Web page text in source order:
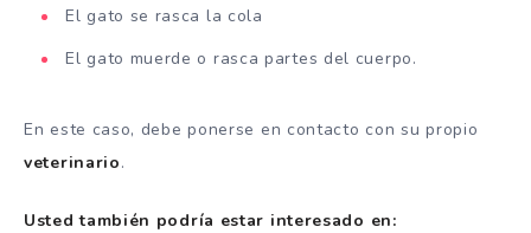
El gato se rasca la cola
El gato muerde o rasca partes del cuerpo.
En este caso, debe ponerse en contacto con su propio
veterinario.
Usted también podría estar interesado en: